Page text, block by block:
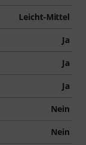
Leicht-Mittel
Ja
Ja
Ja
Nein
Nein